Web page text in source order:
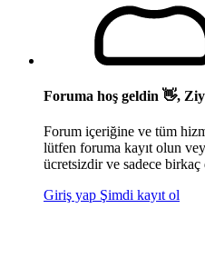
Foruma hoş geldin 👋,
Forum içeriğine ve tüm
lütfen foruma kayıt olun
ücretsizdir ve sadece birkaç
Giriş yap Şimdi kayıt ol